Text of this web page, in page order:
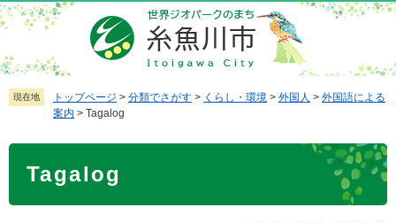
ペ
ー
ジ
の
先
メ
ニ
ュ
ー
を
本
現在地 トップページ > 分類でさがす > くらし・環境 > 外国人 > 外国語による
案内 > Tagalog
Tagalog